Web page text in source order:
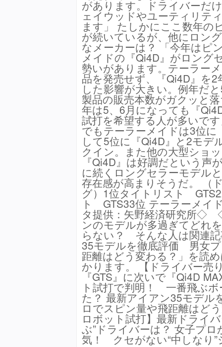
があります。ドライバーだ
ェイウッドやユーティリテ
ます」 たしかにここ数年の
が続いているが、他にロン
なメーカーは？ 「今年はピ
メイドの『Qi4D』がロング
勢いがあります。テーラー
品を発売せず、『Qi4D』を
した影響が大きい。例年だ
製品の販売本数がガクッと
年は5、6月になっても『
試打を希望する人が多いで
でもテーラーメイドは3位に
して5位に『Qi4D』と2モデ
クイン。また他の大型ショ
『Qi4D』は好調だという声
に続くロングセラーモデル
存在感が高まりそうだ。 （
グ）1位タイトリスト
ト GTS33位 テーラーメイ
タ提供：矢野経済研究所
ンのモデルが多過ぎてどれ
らない？ そんな人は関連
35モデルを徹底評価 男女
距離はどう変わる？」を読
かります。 【ドライバー
『GTS』に次いで『Qi4D
ト試打で判明！ 一番飛ぶ
た？ 最新アイアン35モデ
ロでスピン量や飛距離はど
ロボット試打】最新ドライ
ぶ”ドライバーは？ 女子プロ
気！ クセがない“中しなり”